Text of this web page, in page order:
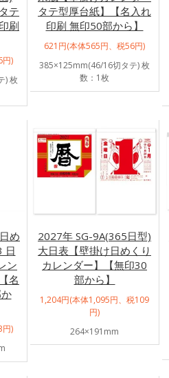
テ
刷
円)
) 枚
タテ型厚台紙】【名入れ
印刷 無印50部から】
621円(本体565円、税56円)
385×125mm(46/16切タテ) 枚
数：1枚
め
日
ン
名
円)
2027年 SG-9A(365日型)
大日表【壁掛け日めくり
カレンダー】【無印30
部から】
1,204円(本体1,095円、税109
円)
264×191mm